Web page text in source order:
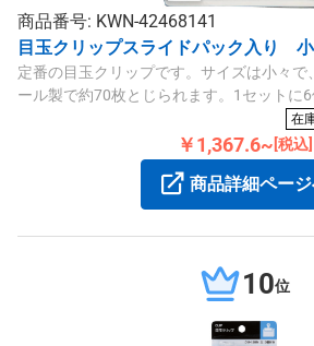
商品番号: KWN-42468141
目玉クリップスライドパック入り
定番の目玉クリップです。サイズは小々
ール製で約70枚とじられます。1セットに
在
￥1,367.6~ [税込]
商品詳細ペー
10位